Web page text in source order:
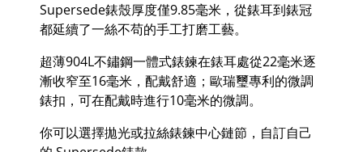
Supersede錶殼厚度僅9.85毫米，從錶耳到錶冠
都延續了一絲不苟的手工打磨工藝。
超薄904L不鏽鋼一體式錶鍊在錶耳處從22毫米逐
漸收窄至16毫米，配戴舒適；歐瑞璽專利的微調
錶扣，可在配戴時進行10毫米的微調。
你可以選擇拋光或拉絲錶鍊中心鏈節，自訂自己